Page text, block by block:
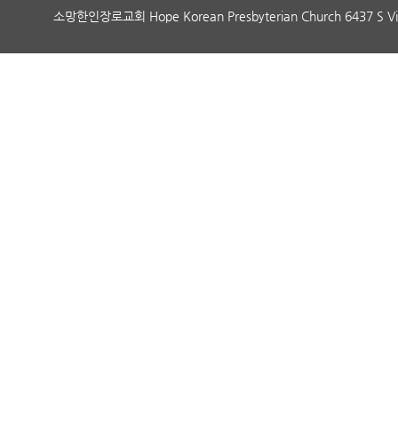
소망한인장로교회 Hope Korean Presbyterian Church 6437 S